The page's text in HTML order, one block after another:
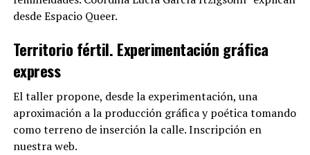
desde Espacio Queer.
Territorio fértil. Experimentación gráfica
express
El taller propone, desde la experimentación, una
aproximación a la producción gráfica y poética tomando
como terreno de inserción la calle. Inscripción en
nuestra web.